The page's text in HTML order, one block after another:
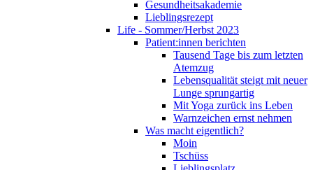
Gesundheitsakademie
Lieblingsrezept
Life - Sommer/Herbst 2023
Patient:innen berichten
Tausend Tage bis zum letzten
Atemzug
Lebensqualität steigt mit neuer
Lunge sprungartig
Mit Yoga zurück ins Leben
Warnzeichen ernst nehmen
Was macht eigentlich?
Moin
Tschüss